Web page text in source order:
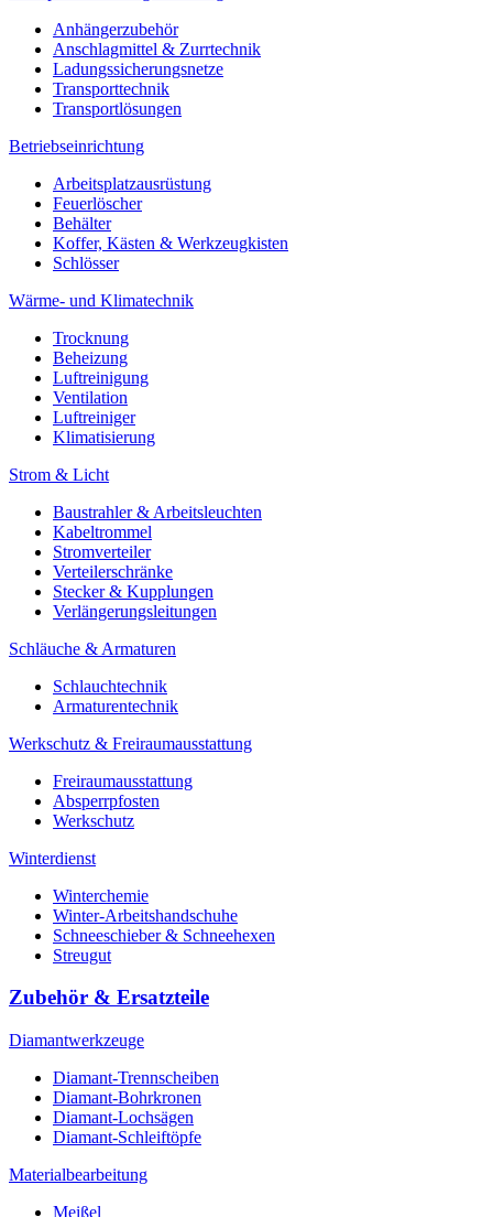
Anhängerzubehör
Anschlagmittel & Zurrtechnik
Ladungssicherungsnetze
Transporttechnik
Transportlösungen
Betriebseinrichtung
Arbeitsplatzausrüstung
Feuerlöscher
Behälter
Koffer, Kästen & Werkzeugkisten
Schlösser
Wärme- und Klimatechnik
Trocknung
Beheizung
Luftreinigung
Ventilation
Luftreiniger
Klimatisierung
Strom & Licht
Baustrahler & Arbeitsleuchten
Kabeltrommel
Stromverteiler
Verteilerschränke
Stecker & Kupplungen
Verlängerungs­leitungen
Schläuche & Armaturen
Schlauchtechnik
Armaturentechnik
Werkschutz & Freiraumausstattung
Freiraumausstattung
Absperrpfosten
Werkschutz
Winterdienst
Winterchemie
Winter-Arbeitshandschuhe
Schneeschieber & Schneehexen
Streugut
Zubehör & Ersatzteile
Diamantwerkzeuge
Diamant-Trennscheiben
Diamant-Bohrkronen
Diamant-Lochsägen
Diamant-Schleiftöpfe
Materialbearbeitung
Meißel